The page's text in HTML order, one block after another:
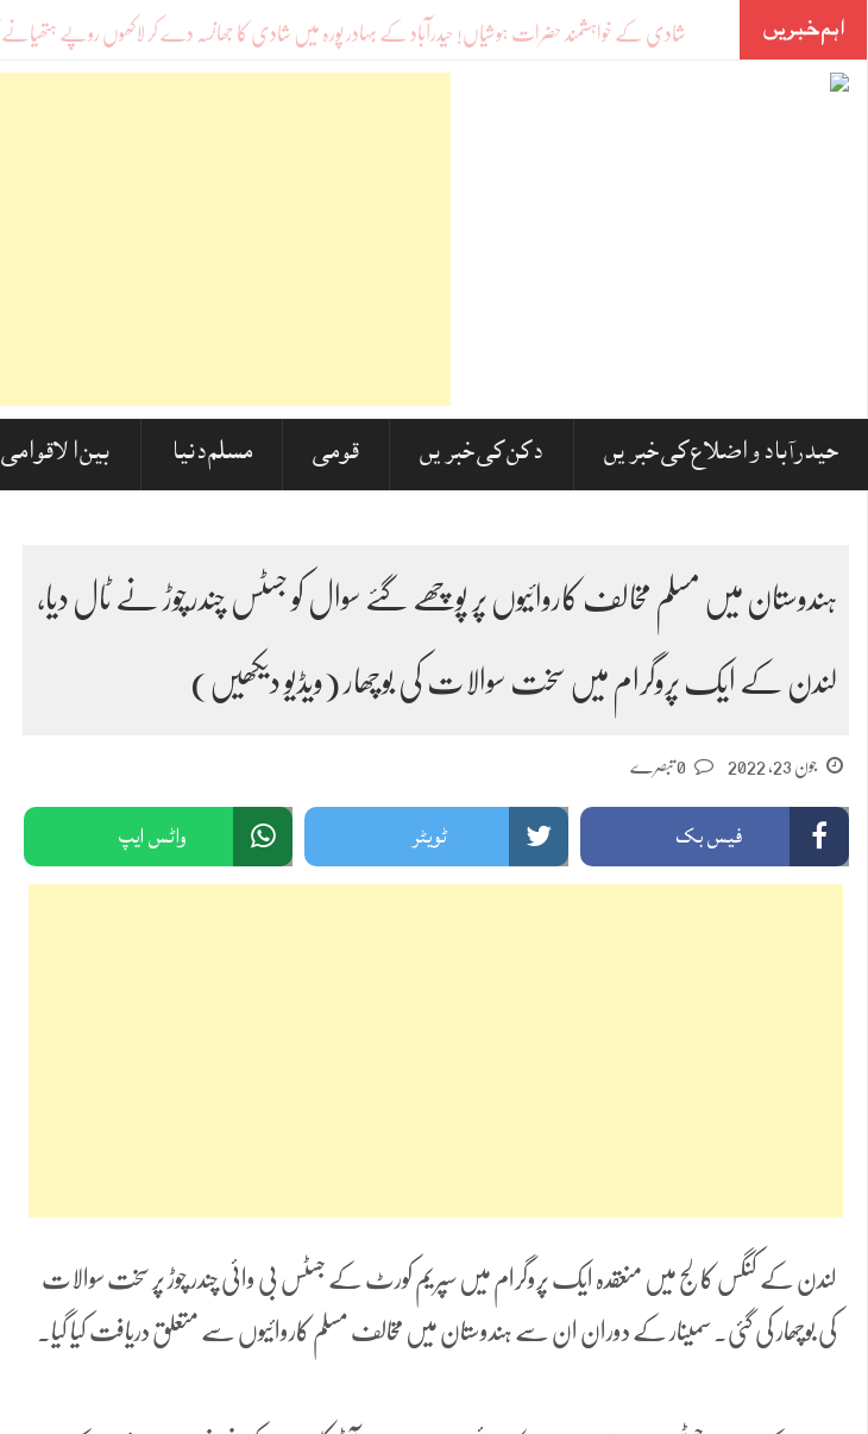
اہم خبریں -
حیدرآباد و اضلاع کی خبریں دکن کی خبریں قومی مسلم دنیا بین الاقوامی
ہندوستان میں مسلم مخالف کاروائیوں پر پوچھے گئے سوال کو جسٹس چندرچوڑ نے ٹال دیا،
لندن کے ایک پروگرام میں سخت سوالات کی بوچھار (ویڈیو دیکھیں)
جون 23, 2022 0 تبصرے
فیس بک ٹویٹر واٹس ایپ
لندن کے کنگس کالج میں منعقدہ ایک پروگرام میں سپریم کورٹ کے جسٹس بی وائی چندر چوڑ پر سخت سوالات
کی بوچھار کی گئی۔ سمینار کے دوران ان سے ہندوستان میں مخالف مسلم کاروائیوں سے متعلق دریافت کیا گیا۔